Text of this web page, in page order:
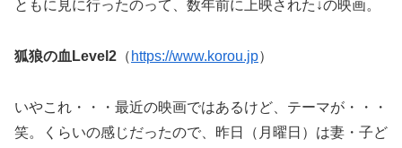
ともに見に行ったのって、数年前に上映された↓の映画。
狐狼の血Level2 （ https://www.korou.jp）
いやこれ・・・最近の映画ではあるけど、テーマが・・・
笑。くらいの感じだったので、昨日（月曜日）は妻・子ど